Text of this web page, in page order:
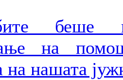
беше
на
на нашата